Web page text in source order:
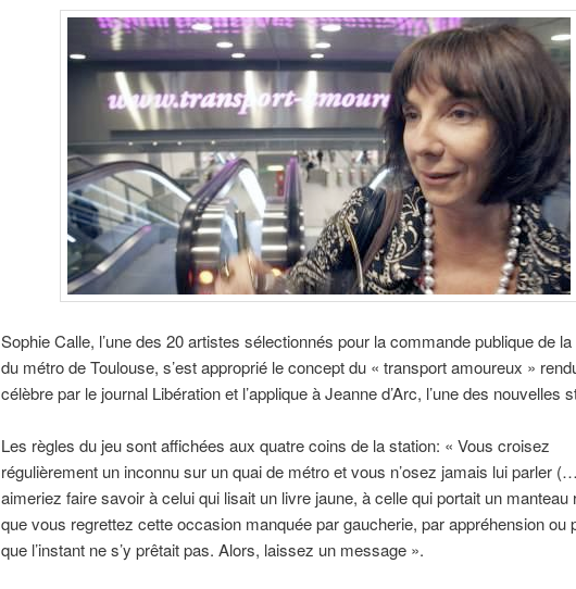
Sophie Calle, l’une des 20 artistes sélectionnés pour la commande publique de
du métro de Toulouse, s’est approprié le concept du « transport amoureux »
célèbre par le journal Libération et l’applique à Jeanne d’Arc, l’une des nouvelles
Les règles du jeu sont affichées aux quatre coins de la station: « Vous croisez
régulièrement un inconnu sur un quai de métro et vous n’osez jamais lui parler
aimeriez faire savoir à celui qui lisait un livre jaune, à celle qui portait un manteau
que vous regrettez cette occasion manquée par gaucherie, par appréhension ou
que l’instant ne s’y prêtait pas. Alors, laissez un message ».